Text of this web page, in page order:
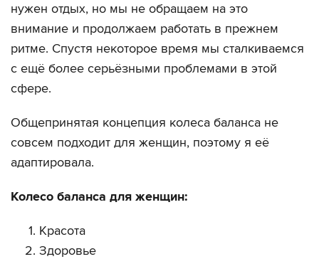
нужен отдых, но мы не обращаем на это
внимание и продолжаем работать в прежнем
ритме. Спустя некоторое время мы сталкиваемся
с ещё более серьёзными проблемами в этой
сфере.
Общепринятая концепция колеса баланса не
совсем подходит для женщин, поэтому я её
адаптировала.
Колесо баланса для женщин:
Красота
Здоровье